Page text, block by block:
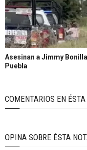
Asesinan a Jimmy
Puebla
COMENTARIOS EN
OPINA SOBRE ÉSTA